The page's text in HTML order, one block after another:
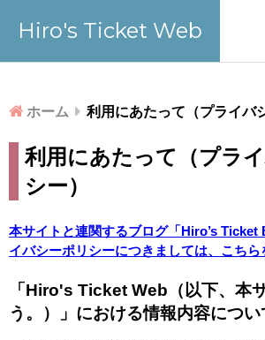
Hiro's Ticket Web
ホーム 利用にあたって（プライバ
利用にあたって（プラ
シー）
本サイトと連関するブログ「Hiro’s Ticket
イバシーポリシーにつきましては、こちら
「Hiro's Ticket Web（以下、本
う。）」における情報内容につい